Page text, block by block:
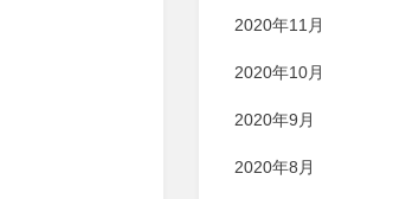
2020年11月
2020年10月
2020年9月
2020年8月